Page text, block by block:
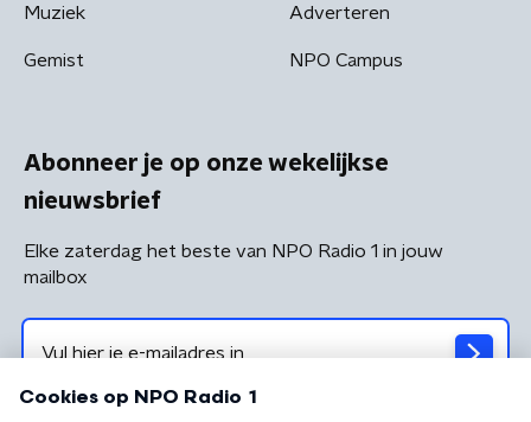
Muziek
Gemist
Adverteren
NPO Campus
Abonneer je op onze wekelijkse
nieuwsbrief
Elke zaterdag het beste van NPO Radio 1 in jouw
mailbox